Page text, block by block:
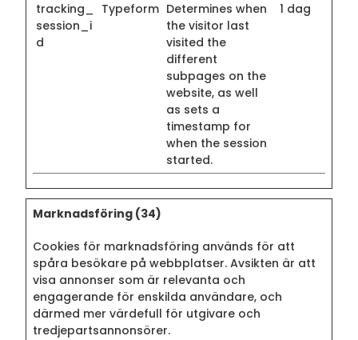
tracking_
session_i
d
Typeform Determines when
the visitor last
visited the
different
subpages on the
website, as well
as sets a
timestamp for
when the session
started.
1 dag
Marknadsföring (34)
Cookies för marknadsföring används för att
spåra besökare på webbplatser. Avsikten är att
visa annonser som är relevanta och
engagerande för enskilda användare, och
därmed mer värdefull för utgivare och
tredjepartsannonsörer.